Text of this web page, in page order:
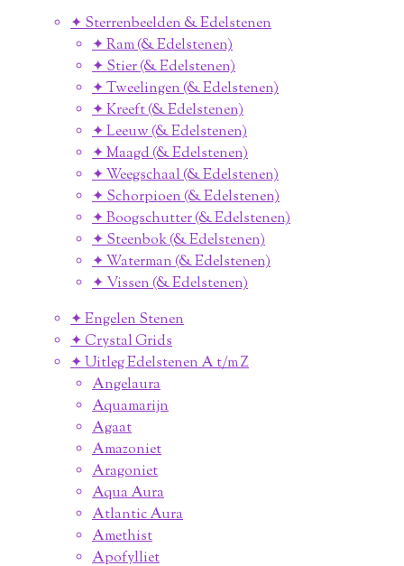
✦ Sterrenbeelden & Edelstenen
✦ Ram (& Edelstenen)
✦ Stier (& Edelstenen)
✦ Tweelingen (& Edelstenen)
✦ Kreeft (& Edelstenen)
✦ Leeuw (& Edelstenen)
✦ Maagd (& Edelstenen)
✦ Weegschaal (& Edelstenen)
✦ Schorpioen (& Edelstenen)
✦ Boogschutter (& Edelstenen)
✦ Steenbok (& Edelstenen)
✦ Waterman (& Edelstenen)
✦ Vissen (& Edelstenen)
✦ Engelen Stenen
✦ Crystal Grids
✦ Uitleg Edelstenen A t/m Z
Angelaura
Aquamarijn
Agaat
Amazoniet
Aragoniet
Aqua Aura
Atlantic Aura
Amethist
Apofylliet